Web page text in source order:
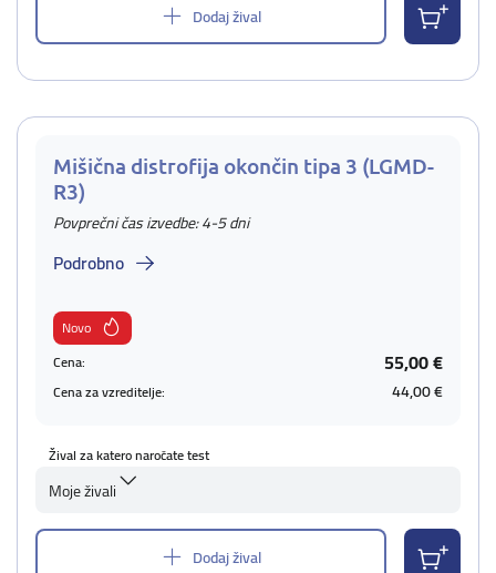
Dodaj žival
Mišična distrofija okončin tipa 3 (LGMD-
R3)
Povprečni čas izvedbe: 4-5 dni
Podrobno
Novo
Cena:
55,00 €
Cena za vzreditelje: 44,00 €
Žival za katero naročate test
Moje živali
Dodaj žival